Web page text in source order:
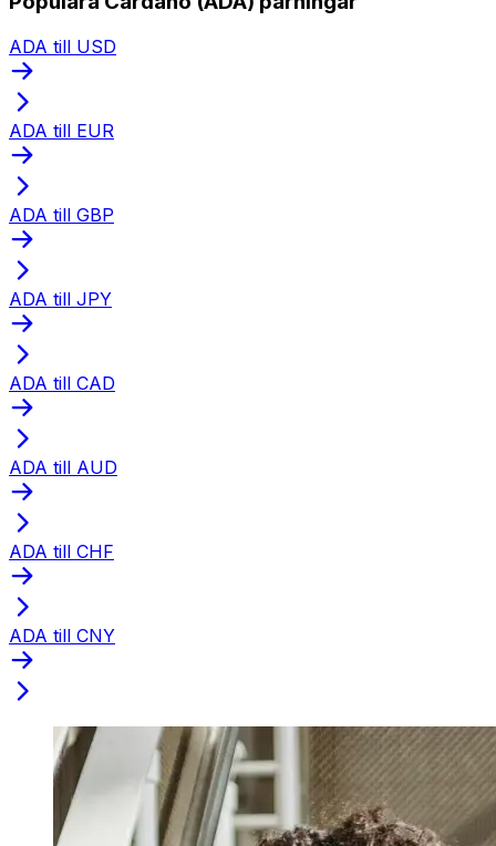
ADA till USD
ADA till EUR
ADA till GBP
ADA till JPY
ADA till CAD
ADA till AUD
ADA till CHF
ADA till CNY